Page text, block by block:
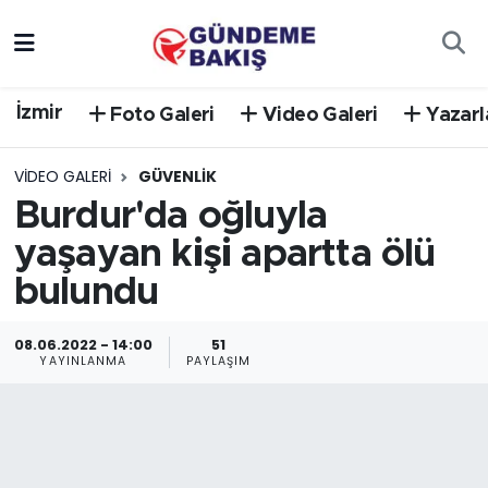
İzmir Foto Galeri Video Galeri
VIDEO GALERI GÜVENLIK
Burdur'da oğluyla
yaşayan kişi apartta ölü
bulundu
08.06.2022 - 14:00
YAYINLANMA
51
PAYLAŞIM
DÜNYA
EGE
EĞİTİM
EKONOMİ
Trafik Durumu
Süper Lig Puan Durumu ve Fikstür
Tüm Manşetler
Son Dakika Haberleri